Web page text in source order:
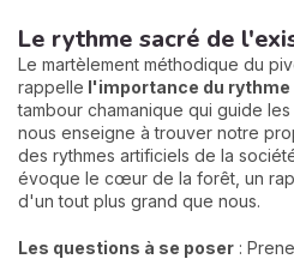
Le rythme sacré de
Le martèlement méthodique du
rappelle l'importance du rythme
tambour chamanique qui guide
nous enseigne à trouver notre
des rythmes artificiels de la
évoque le cœur de la forêt, un
d'un tout plus grand que nous.
Les questions à se poser :